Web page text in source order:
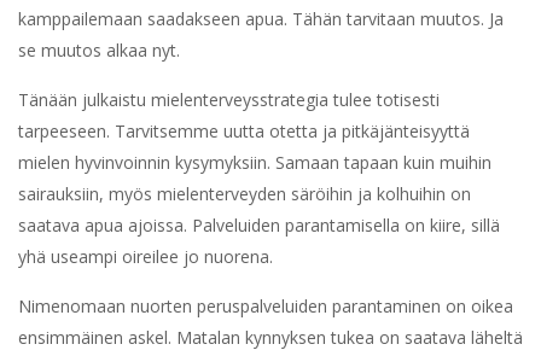
kamppailemaan saadakseen apua. Tähän tarvitaan muutos. Ja
se muutos alkaa nyt.
Tänään julkaistu mielenterveysstrategia tulee totisesti
tarpeeseen. Tarvitsemme uutta otetta ja pitkäjänteisyyttä
mielen hyvinvoinnin kysymyksiin. Samaan tapaan kuin muihin
sairauksiin, myös mielenterveyden säröihin ja kolhuihin on
saatava apua ajoissa. Palveluiden parantamisella on kiire, sillä
yhä useampi oireilee jo nuorena.
Nimenomaan nuorten peruspalveluiden parantaminen on oikea
ensimmäinen askel. Matalan kynnyksen tukea on saatava läheltä